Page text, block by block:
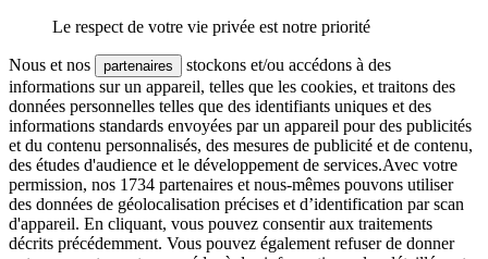
Le respect de votre vie privée est notre priorité
Nous et nos partenaires
stockons et/ou accédons à des
informations sur un appareil, telles que les cookies, et traitons des
données personnelles telles que des identifiants uniques et des
informations standards envoyées par un appareil pour des publicités
et du contenu personnalisés, des mesures de publicité et de contenu,
des études d'audience et le développement de services.Avec votre
permission, nos 1734 partenaires et nous-mêmes pouvons utiliser
des données de géolocalisation précises et d’identification par scan
d'appareil. En cliquant, vous pouvez consentir aux traitements
décrits précédemment. Vous pouvez également refuser de donner